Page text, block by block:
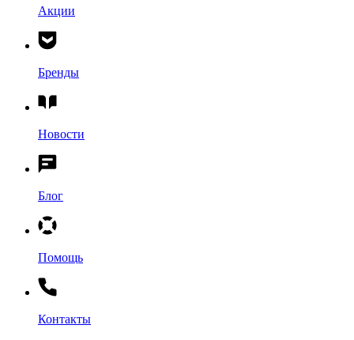
Акции
Бренды
Новости
Блог
Помощь
Контакты